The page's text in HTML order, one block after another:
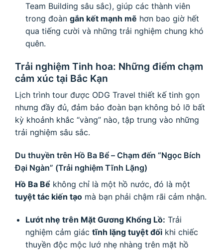
Team Building sâu sắc), giúp các thành viên
trong đoàn gắn kết mạnh mẽ hơn bao giờ hết
qua tiếng cười và những trải nghiệm chung khó
quên.
Trải nghiệm Tinh hoa: Những điểm chạm
cảm xúc tại Bắc Kạn
Lịch trình tour được ODG Travel thiết kế tinh gọn
nhưng đầy đủ, đảm bảo đoàn bạn không bỏ lỡ bất
kỳ khoảnh khắc “vàng” nào, tập trung vào những
trải nghiệm sâu sắc.
Du thuyền trên Hồ Ba Bể – Chạm đến “Ngọc Bích
Đại Ngàn” (Trải nghiệm Tĩnh Lặng)
Hồ Ba Bể không chỉ là một hồ nước, đó là một
tuyệt tác kiến tạo mà bạn phải chậm rãi cảm nhận.
Lướt nhẹ trên Mặt Gương Khổng Lồ: Trải
nghiệm cảm giác tĩnh lặng tuyệt đốikhi chiếc
thuyền độc mộc lướ nhẹ nhàng trên mặt hồ